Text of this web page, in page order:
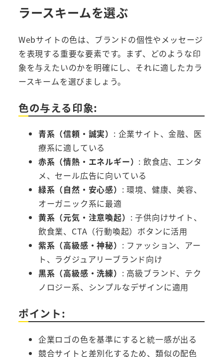
ラースキームを選ぶ
Webサイトの色は、ブランドの個性やメッセージ
を表現する重要な要素です。まず、どのような印
象を与えたいのかを明確にし、それに適したカラ
ースキームを選びましょう。
色の与える印象:
青系（信頼・誠実） : 企業サイト、金融、医
療系に適している
赤系（情熱・エネルギー） : 飲食店、エンタ
メ、セール広告に向いている
緑系（自然・安心感） : 環境、健康、美容、
オーガニック系に最適
黄系（元気・注意喚起） : 子供向けサイト、
飲食業、CTA（行動喚起）ボタンに活用
紫系（高級感・神秘） : ファッション、アー
ト、ラグジュアリーブランド向け
黒系（高級感・洗練） : 高級ブランド、テク
ノロジー系、シンプルなデザインに適用
ポイント:
企業ロゴの色を基準にすると統一感が出る
競合サイトと差別化するため、類似の配色